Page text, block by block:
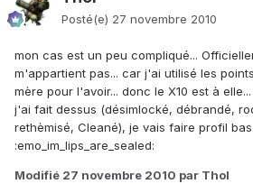
Posté(e) 27 novembre 2010
mon cas est un peu compliqué...
m'appartient pas... car j'ai utilisé les
mère pour l'avoir... donc le X10 est à
j'ai fait dessus (désimlocké, débrandé,
rethèmisé, Cleané), je vais faire profil
:emo_im_lips_are_sealed:
Modifié 27 novembre 2010 par Thol